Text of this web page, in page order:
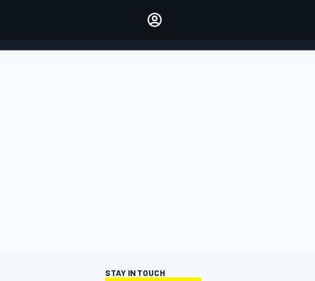
ACCEDI
STAY IN TOUCH